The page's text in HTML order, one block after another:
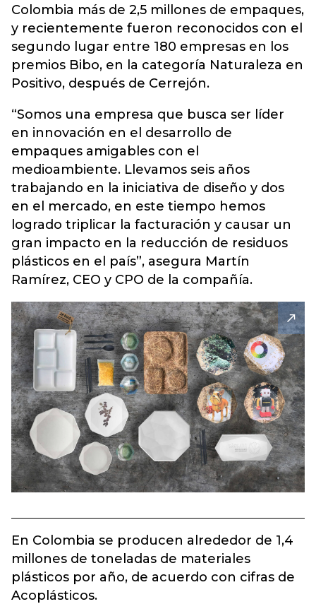
Colombia más de 2,5 millones de empaques,
y recientemente fueron reconocidos con el
segundo lugar entre 180 empresas en los
premios Bibo, en la categoría Naturaleza en
Positivo, después de Cerrejón.
“Somos una empresa que busca ser líder
en innovación en el desarrollo de
empaques amigables con el
medioambiente. Llevamos seis años
trabajando en la iniciativa de diseño y dos
en el mercado, en este tiempo hemos
logrado triplicar la facturación y causar un
gran impacto en la reducción de residuos
plásticos en el país”, asegura Martín
Ramírez, CEO y CPO de la compañía.
En Colombia se producen alrededor de 1,4
millones de toneladas de materiales
plásticos por año, de acuerdo con cifras de
Acoplásticos.